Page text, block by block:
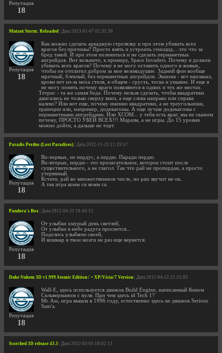
Репутация
18
Mutant Storm: Reloaded | Дата 2013-01-07 02:31:38
Репутация
18
Как можно сделать аркадную стрелялку и при этом убивать всех
врагов без причины? Просто взять и устроить геноцид... это что за
бред такой. И при этом полениться и не сделать перманетных
апгрейдов. Вот возьмите, к примеру, Space Invaders. Почему я должен
убивать всех врагов? Почему я не могу оставить одного в живых,
чтобы он отплатил добром за мое великодушие. Задний фон вообще
мрачный, блеклый, без перманетных апгрейдов. Экшона - кот наплакал,
крови нет из-за меха стиля, в общем - грусть, тоска и уныние. И еще я
не могу понять почему враги появляются в одних и тех же местах.
Тетрис - та же самая беда. Почему нельзя сделать, чтобы квадратики
двигались не только сверху вниз, а еще слева направо или справа
налево? Или вот еще, почему именно квадратики, а не треугольники,
трапеции или, например, додекагоны. А еще лучше додекагоны с
перманетными апгрейдами. Или XCOM... у тебя есть враг, мы не скажем
почему, ПРОСТО УБЕЙ ВСЕХ!!! Маразм, а не игры. До 15 уровня
можно дойти, а дальше не торт.
Paradis Perdus (Lost Paradises) | Дата 2012-11-23 11:19:57
Репутация
18
Во-первых, не пердус, а пердю. Паради пердю.
Во-вторых, пердю - это прилагательное, которое стоит после
существительного, а не глагол. Так что рай не пропердан, а просто
утерянный.
Кстати, рай во множественном числе, но раи звучит не ок.
А так игра комм си комм са.
Pandora's Box | Дата 2012-04-23 19:44:12
Репутация
18
От улыбки хмурый день светлей,
От улыбки в небе радуга проснется...
Поделись улыбкою своей,
И кошмар в твои мозги не раз еще вернется.
Duke Nukem 3D v1.999 Atomic Edition / + XP/Vista/7 Version | Дата 2012-04-13 22:51:03
Репутация
18
Wall-E, здесь используется движок Build Engine, написанный Кеном
Сильверманом с нуля. При чем здесь id Tech 1?
Mr. Ass, игра вышла в 1996 году, естественно здесь не движок Serious
Sam'a.
Scorched 3D release 43.3 | Дата 2012-03-05 18:02:13